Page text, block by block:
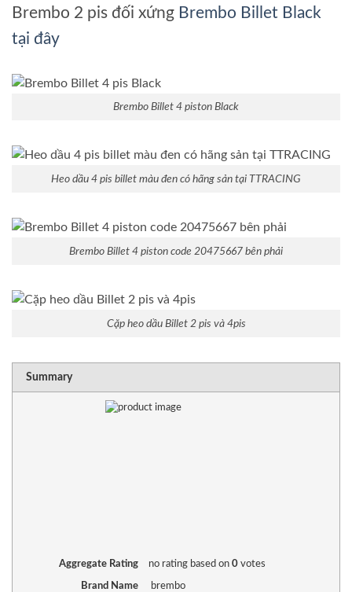
Brembo 2 pis đối xứng Brembo Billet Black
tại đây
Brembo Billet 4 piston Black
Heo dầu 4 pis billet màu đen có hãng sản tại TTRACING
Brembo Billet 4 piston code 20475667 bên phải
Cặp heo dầu Billet 2 pis và 4pis
Summary
RATING 1 star
2
3
4
5
Aggregate Rating no ratingbased on 0votes
Brand Name brembo